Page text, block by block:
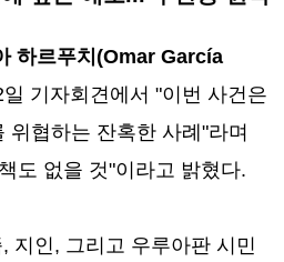
하르푸치(Omar García
일 기자회견에서 "이번 사건은
위협하는 잔혹한 사례"라며
도 없을 것"이라고 밝혔다.
지인, 그리고 우루아판 시민